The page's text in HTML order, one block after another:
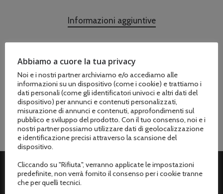
Informazioni aggiuntive
Marchio
Loncin
ASSISTENZA CLIENTI
Abbiamo a cuore la tua privacy
Noi e i nostri partner archiviamo e/o accediamo alle
informazioni su un dispositivo (come i cookie) e trattiamo i
dati personali (come gli identificatori univoci e altri dati del
dispositivo) per annunci e contenuti personalizzati,
misurazione di annunci e contenuti, approfondimenti sul
pubblico e sviluppo del prodotto. Con il tuo consenso, noi e i
nostri partner possiamo utilizzare dati di geolocalizzazione
e identificazione precisi attraverso la scansione del
dispositivo.
Cliccando su "Rifiuta", verranno applicate le impostazioni
predefinite, non verrà fornito il consenso per i cookie tranne
che per quelli tecnici.